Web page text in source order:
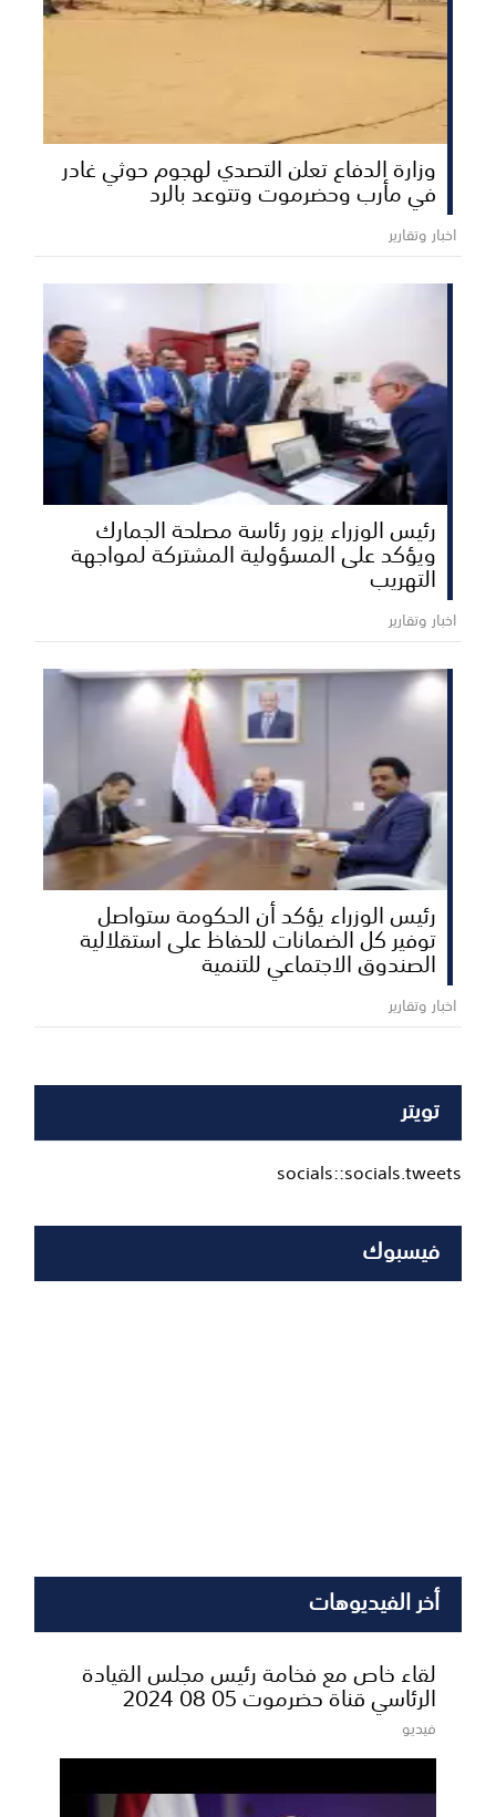
وزارة الدفاع تعلن التصدي لهجوم حوثي غادر
في مأرب وحضرموت وتتوعد بالرد
اخبار وتقارير
رئيس الوزراء يزور رئاسة مصلحة الجمارك
ويؤكد على المسؤولية المشتركة لمواجهة
التهريب
اخبار وتقارير
رئيس الوزراء يؤكد أن الحكومة ستواصل
توفير كل الضمانات للحفاظ على استقلالية
الصندوق الاجتماعي للتنمية
اخبار وتقارير
تويتر
socials::socials.tweets
فيسبوك
أخر الفيديوهات
لقاء خاص مع فخامة رئيس مجلس القيادة
الرئاسي قناة حضرموت 05 08 2024
فيديو